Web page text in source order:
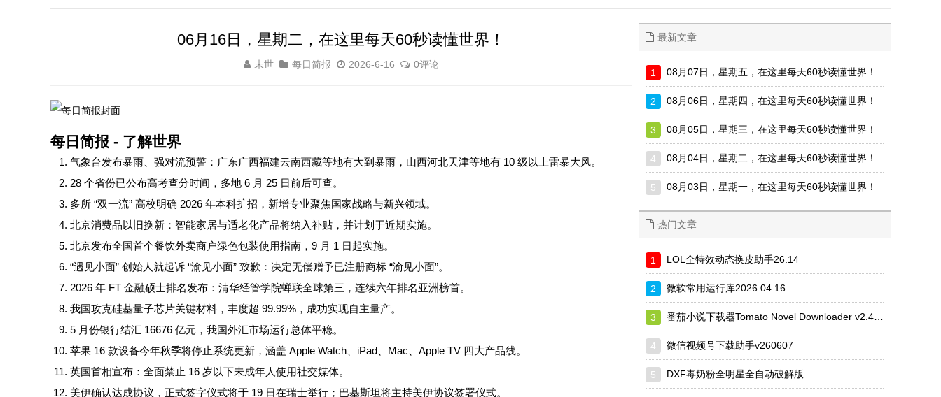
06月16日，星期二，在这里每天60秒读懂世界！
末世 每日简报 2026-6-16 0评论
每日简报 - 了解世界
气象台发布暴雨、强对流预警：广东广西福建云南西藏等地有大到暴雨，山西河北天津等地有 10 级以上雷暴大风。
28 个省份已公布高考查分时间，多地 6 月 25 日前后可查。
多所 “双一流” 高校明确 2026 年本科扩招，新增专业聚焦国家战略与新兴领域。
北京消费品以旧换新：智能家居与适老化产品将纳入补贴，并计划于近期实施。
北京发布全国首个餐饮外卖商户绿色包装使用指南，9 月 1 日起实施。
“遇见小面” 创始人就起诉 “渝见小面” 致歉：决定无偿赠予已注册商标 “渝见小面”。
2026 年 FT 金融硕士排名发布：清华经管学院蝉联全球第三，连续六年排名亚洲榜首。
我国攻克硅基量子芯片关键材料，丰度超 99.99%，成功实现自主量产。
5 月份银行结汇 16676 亿元，我国外汇市场运行总体平稳。
苹果 16 款设备今年秋季将停止系统更新，涵盖 Apple Watch、iPad、Mac、Apple TV 四大产品线。
英国首相宣布：全面禁止 16 岁以下未成年人使用社交媒体。
美伊确认达成协议，正式签字仪式将于 19 日在瑞士举行；巴基斯坦将主持美伊协议签署仪式。
最新文章
08月07日，星期五，在这里每天60秒读懂世界！
08月06日，星期四，在这里每天60秒读懂世界！
08月05日，星期三，在这里每天60秒读懂世界！
08月04日，星期二，在这里每天60秒读懂世界！
08月03日，星期一，在这里每天60秒读懂世界！
热门文章
LOL全特效动态换皮助手26.14
微软常用运行库2026.04.16
番茄小说下载器Tomato Novel Downloader v2.4.10
微信视频号下载助手v260607
DXF毒奶粉全明星全自动破解版